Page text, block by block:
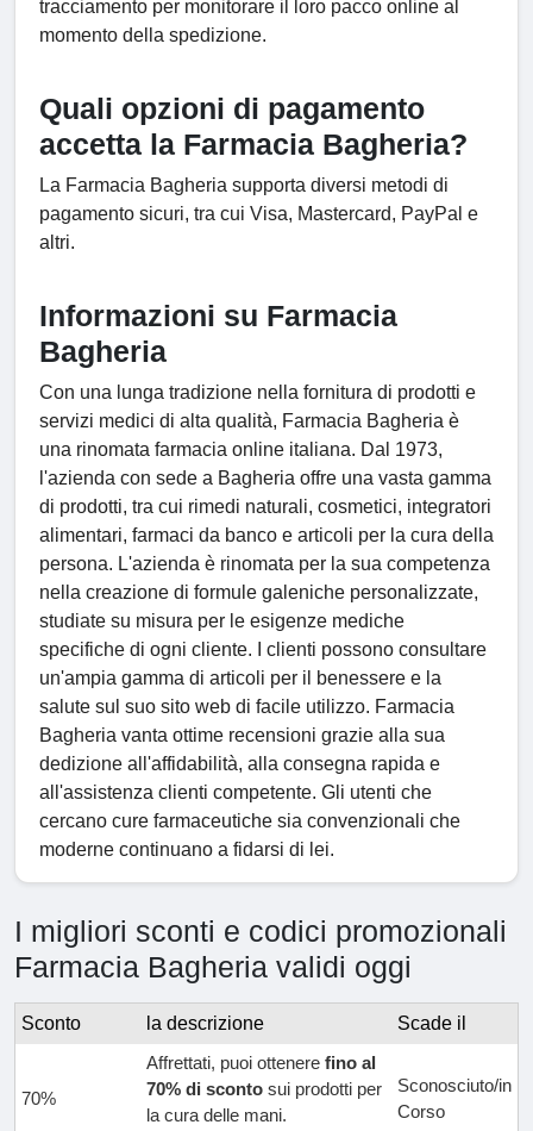
tracciamento per monitorare il loro pacco online al
momento della spedizione.
Quali opzioni di pagamento
accetta la Farmacia Bagheria?
La Farmacia Bagheria supporta diversi metodi di
pagamento sicuri, tra cui Visa, Mastercard, PayPal e
altri.
Informazioni su Farmacia
Bagheria
Con una lunga tradizione nella fornitura di prodotti e
servizi medici di alta qualità, Farmacia Bagheria è
una rinomata farmacia online italiana. Dal 1973,
l'azienda con sede a Bagheria offre una vasta gamma
di prodotti, tra cui rimedi naturali, cosmetici, integratori
alimentari, farmaci da banco e articoli per la cura della
persona. L'azienda è rinomata per la sua competenza
nella creazione di formule galeniche personalizzate,
studiate su misura per le esigenze mediche
specifiche di ogni cliente. I clienti possono consultare
un'ampia gamma di articoli per il benessere e la
salute sul suo sito web di facile utilizzo. Farmacia
Bagheria vanta ottime recensioni grazie alla sua
dedizione all'affidabilità, alla consegna rapida e
all'assistenza clienti competente. Gli utenti che
cercano cure farmaceutiche sia convenzionali che
moderne continuano a fidarsi di lei.
I migliori sconti e codici promozionali
Farmacia Bagheria validi oggi
Sconto la descrizione Scade il
70%
Affrettati, puoi ottenere fino al
70% di sconto sui prodotti per
la cura delle mani.
Sconosciuto/in
Corso